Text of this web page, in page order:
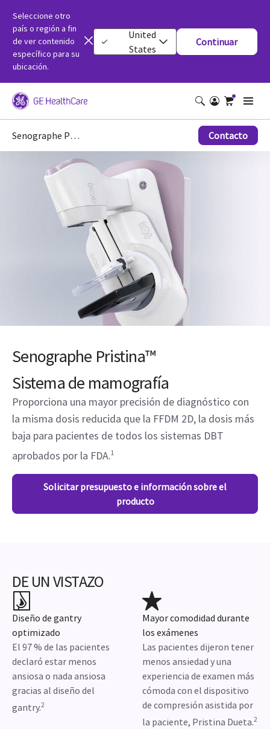
Seleccione otro
país o región a fin
de ver contenido
específico para su
ubicación.
United
States
Continuar
Senographe Pristina™ Contacto
Senographe Pristina™
Sistema de mamografía
Proporciona una mayor precisión de diagnóstico con
la misma dosis reducida que la FFDM 2D, la dosis más
baja para pacientes de todos los sistemas DBT
aprobados por la FDA.1
Solicitar presupuesto e información sobre el
producto
DE UN VISTAZO
Diseño de gantry
optimizado
El 97 % de las pacientes
declaró estar menos
ansiosa o nada ansiosa
gracias al diseño del
gantry.2
Mayor comodidad durante
los exámenes
Las pacientes dijeron tener
menos ansiedad y una
experiencia de examen más
cómoda con el dispositivo
de compresión asistida por
la paciente, Pristina Dueta.2